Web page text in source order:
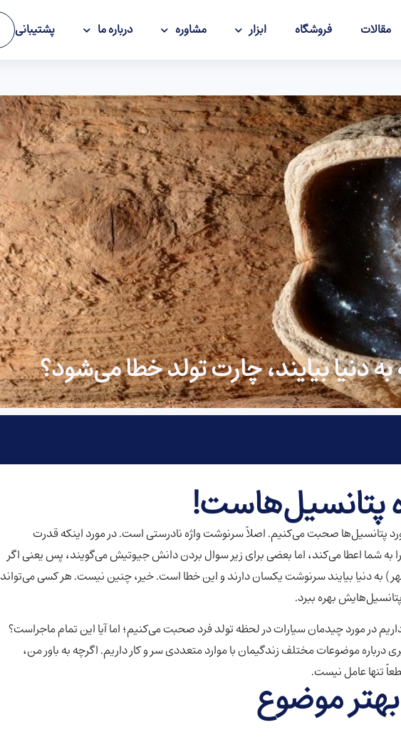
مقالات فروشگاه ابزار مشاوره درباره ما پشتیبانی
دنیا بیایند، چارت تولد خطا می‌شود؟
پتانسیل‌هاست!
پتانسیل‌ها صحبت می‌کنیم. اصلاً سرنوشت واژه نادرستی است. در مورد اینکه قدرت
به شما اعطا می‌کند، اما بعضی برای زیر سوال بردن دانش جیوتیش می‌گویند، پس یعنی اگر
به دنیا بیایند سرنوشت یکسان دارند و این خطا است. خیر، چنین نیست. هر کسی می‌تواند
بهره ببرد.
در مورد چیدمان سیارات در لحظه تولد فرد صحبت می‌کنیم؛ اما آیا این تمام ماجراست؟
درباره موضوعات مختلف زندگیمان با موارد متعددی سر و کار داریم. اگرچه به باور من،
تنها عامل نیست.موضوع